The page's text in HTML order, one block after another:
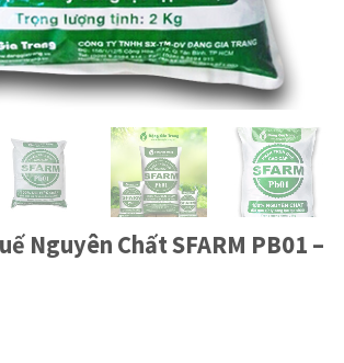
Nguyên Chất SFARM PB01 –